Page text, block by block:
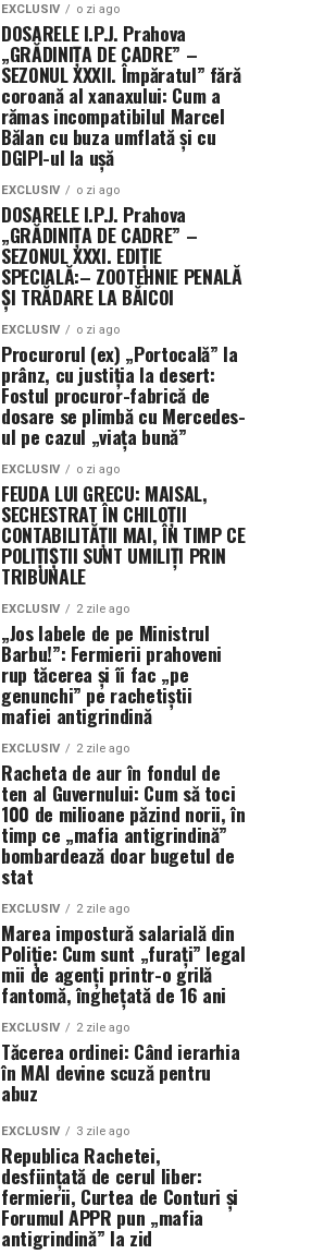
EXCLUSIV o zi ago
DOSARELE I.P.J. Prahova
„GRĂDINIȚA DE CADRE” –
SEZONUL XXXII. Împăratul” fără
coroană al xanaxului: Cum a
rămas incompatibilul Marcel
Bălan cu buza umflată și cu
DGIPI-ul la ușă
EXCLUSIV o zi ago
DOSARELE I.P.J. Prahova
„GRĂDINIȚA DE CADRE” –
SEZONUL XXXI. EDIȚIE
SPECIALĂ:– ZOOTEHNIE PENALĂ
ȘI TRĂDARE LA BĂICOI
EXCLUSIV o zi ago
Procurorul (ex) „Portocală” la
prânz, cu justiția la desert:
Fostul procuror-fabrică de
dosare se plimbă cu Mercedes-
ul pe cazul „viața bună”
EXCLUSIV o zi ago
FEUDA LUI GRECU: MAISAL,
SECHESTRAT ÎN CHILOȚII
CONTABILITĂȚII MAI, ÎN TIMP CE
POLIȚIȘTII SUNT UMILIȚI PRIN
TRIBUNALE
EXCLUSIV 2 zile ago
„Jos labele de pe Ministrul
Barbu!”: Fermierii prahoveni
rup tăcerea și îi fac „pe
genunchi” pe rachetiștii
mafiei antigrindină
EXCLUSIV 2 zile ago
Racheta de aur în fondul de
ten al Guvernului: Cum să toci
100 de milioane păzind norii, în
timp ce „mafia antigrindină”
bombardează doar bugetul de
stat
EXCLUSIV 2 zile ago
Marea impostură salarială din
Poliție: Cum sunt „furați” legal
mii de agenți printr-o grilă
fantomă, înghețată de 16 ani
EXCLUSIV 2 zile ago
Tăcerea ordinei: Când ierarhia
în MAI devine scuză pentru
abuz
EXCLUSIV 3 zile ago
Republica Rachetei,
desființată de cerul liber:
fermierii, Curtea de Conturi și
Forumul APPR pun „mafia
antigrindină” la zid